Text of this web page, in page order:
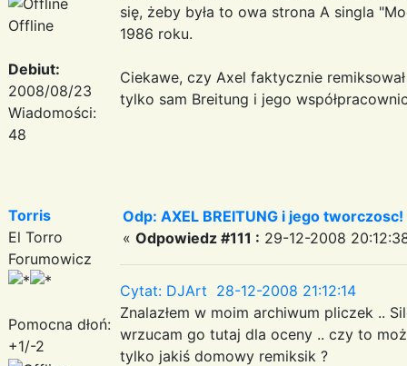
Offline
Debiut:
2008/08/23
Wiadomości:
48
się, żeby była to owa strona A singla
1986 roku.
Ciekawe, czy Axel faktycznie
tylko sam Breitung i jego
Torris
El Torro
Forumowicz
Pomocna dłoń:
+1/-2
Odp: AXEL BREITUNG i jego
« Odpowiedz #111 : 29-12-2008
Cytat: DJArt 28-12-2008 21:12:14
Znalazłem w moim archiwum pliczek ..
wrzucam go tutaj dla oceny .. czy to
tylko jakiś domowy remiksik ?